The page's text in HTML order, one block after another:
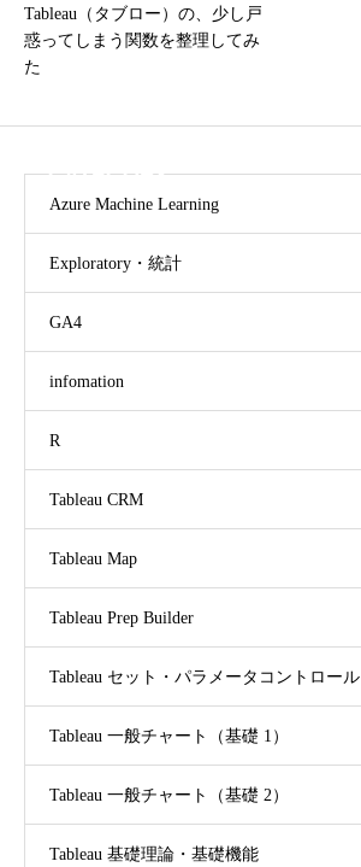
Tableau（タブロー）の、少し戸
惑ってしまう関数を整理してみ
た
CATEGORY
Azure Machine Learning
Exploratory・統計
GA4
infomation
R
Tableau CRM
Tableau Map
Tableau Prep Builder
Tableau セット・パラメータコントロール
Tableau 一般チャート（基礎 1）
Tableau 一般チャート（基礎 2）
Tableau 基礎理論・基礎機能